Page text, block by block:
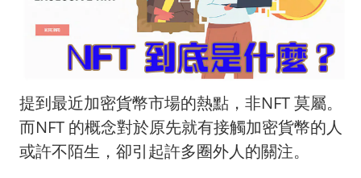
提到最近加密貨幣市場的熱點，非NFT 莫屬。
而NFT 的概念對於原先就有接觸加密貨幣的人
或許不陌生，卻引起許多圈外人的關注。